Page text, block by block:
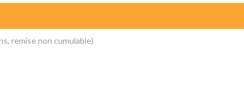
remise non cumulable)